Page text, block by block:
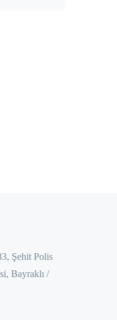
Şehit Polis
Bayraklı /